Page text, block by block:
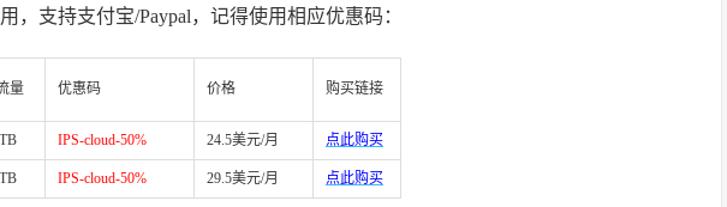
，支持支付宝/Paypal，记得使用相应优惠码：
量 优惠码 价格 购买链接
IPS-cloud-50% 24.5美元/月 点此购买
IPS-cloud-50% 29.5美元/月 点此购买